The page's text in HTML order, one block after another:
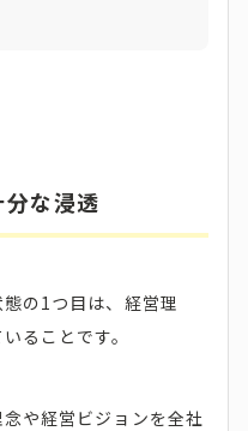
な浸透
の1つ目は、経営理
ることです。
や経営ビジョンを全社